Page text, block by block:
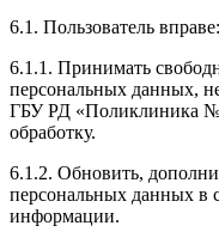
6.1. Пользователь вправе:
6.1.1. Принимать
персональных данных,
ГБУ РД «Поликлиника
обработку.
6.1.2. Обновить,
персональных данных в
информации.